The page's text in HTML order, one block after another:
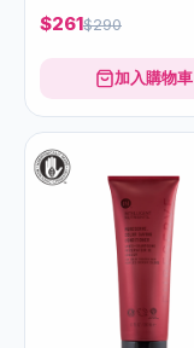
Shampoo 250ml
$261$290
加入購物車